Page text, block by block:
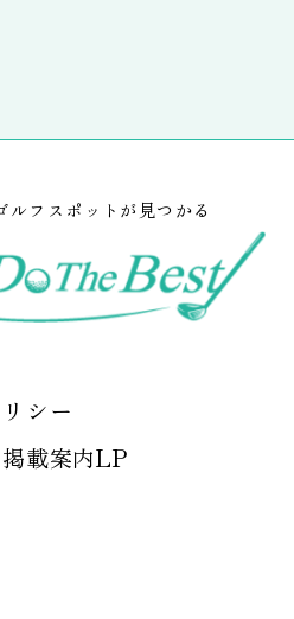
ルフスポットが見つかる
シー
掲載案内LP